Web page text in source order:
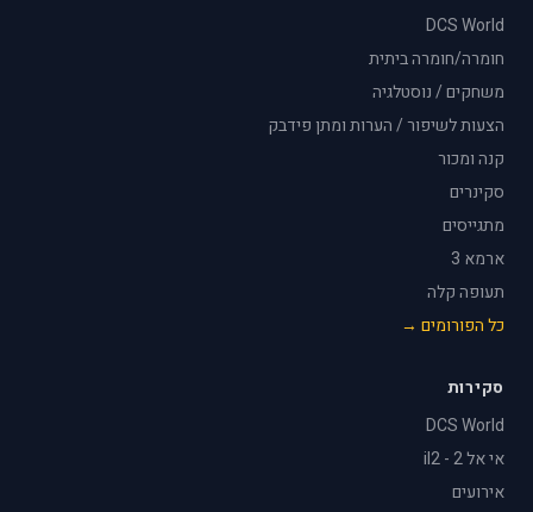
DCS World
חומרה/חומרה ביתית
משחקים / נוסטלגיה
הצעות לשיפור / הערות ומתן פידבק
קנה ומכור
סקינרים
מתגייסים
ארמא 3
תעופה קלה
כל הפורומים →
סקירות
DCS World
אי אל 2 - il2
אירועים